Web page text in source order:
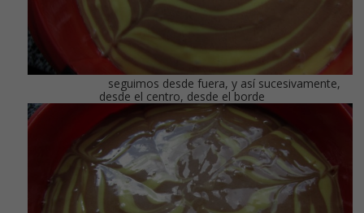
seguimos desde fuera, y así sucesivamente,
desde el centro, desde el borde